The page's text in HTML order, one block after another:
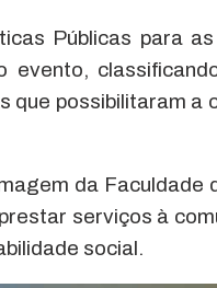
Públicas para as
evento,
que possibilitaram a
da Faculdade
serviços à
social.